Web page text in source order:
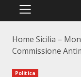
PRIMÄRES
Home Sicilia –
Commissione
Politica